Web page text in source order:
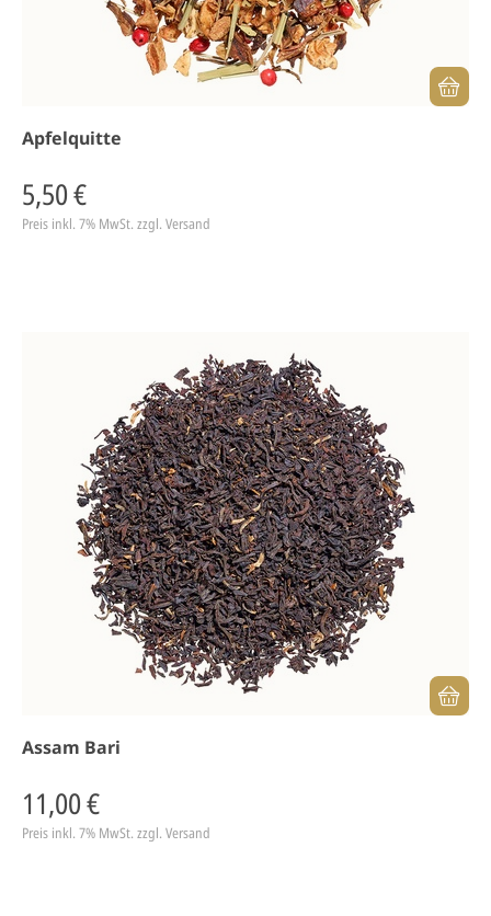
Apfelquitte
5,50 €
Preis inkl. 7% MwSt. zzgl. Versand
Assam Bari
11,00 €
Preis inkl. 7% MwSt. zzgl. Versand